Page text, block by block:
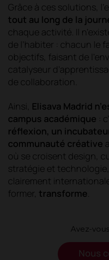
Grâce à ces solutions,
tout au long de la
chaque activité. Il
de l’habiter : chacun le
objectifs, faisant de
catalyseur
de collaboration.
Ainsi, Elisava Madrid
campus académique :
réflexion, un
communauté créative
où se croisent design,
stratégie et
clairement
former, transforme.
Avez-
Nous